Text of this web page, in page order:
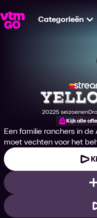
Categorieën
20225 seizoenen
Kijk alle
Een familie ranchers in
moet vechten voor het